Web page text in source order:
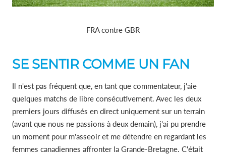
FRA contre GBR
SE SENTIR COMME UN FAN
Il n'est pas fréquent que, en tant que commentateur, j'aie
quelques matchs de libre consécutivement. Avec les deux
premiers jours diffusés en direct uniquement sur un terrain
(avant que nous ne passions à deux demain), j'ai pu prendre
un moment pour m'asseoir et me détendre en regardant les
femmes canadiennes affronter la Grande-Bretagne. C'était